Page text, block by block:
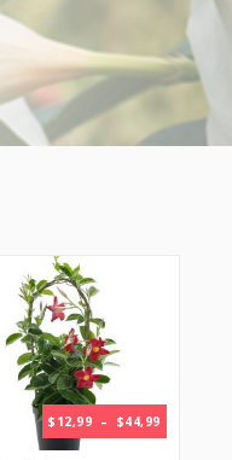
$ 12,99 – $44,99PLAGE
DE